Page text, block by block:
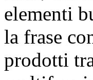
elementi
la frase
prodotti